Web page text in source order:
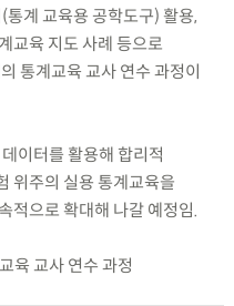
계 교육용 공학도구) 활용,
교육 지도 사례 등으로
통계교육 교사 연수 과정이
이터를 활용해 합리적
위주의 실용 통계교육을
적으로 확대해 나갈 예정임.
육 교사 연수 과정